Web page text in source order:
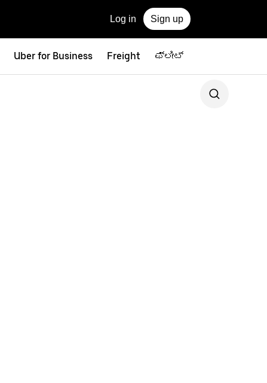
Log in Sign up
Uber for Business Freight ಫ್ಲೀಟ್